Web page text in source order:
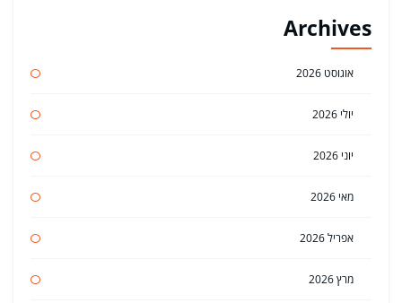
Archives
אוגוסט 2026
יולי 2026
יוני 2026
מאי 2026
אפריל 2026
מרץ 2026